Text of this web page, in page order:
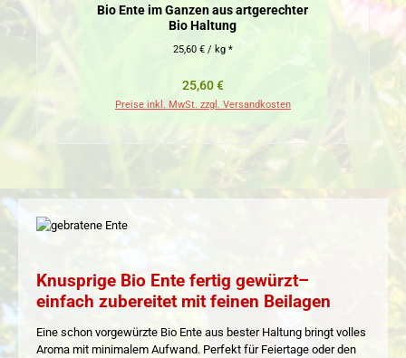
Bio Ente im Ganzen aus artgerechter
Bio Haltung
25,60 € / kg *
Regulärer Preis:
25,60 €
Preise inkl. MwSt. zzgl. Versandkosten
Knusprige Bio Ente fertig gewürzt–
einfach zubereitet mit feinen Beilagen
Eine schon vorgewürzte Bio Ente aus bester Haltung bringt volles
Aroma mit minimalem Aufwand. Perfekt für Feiertage oder den